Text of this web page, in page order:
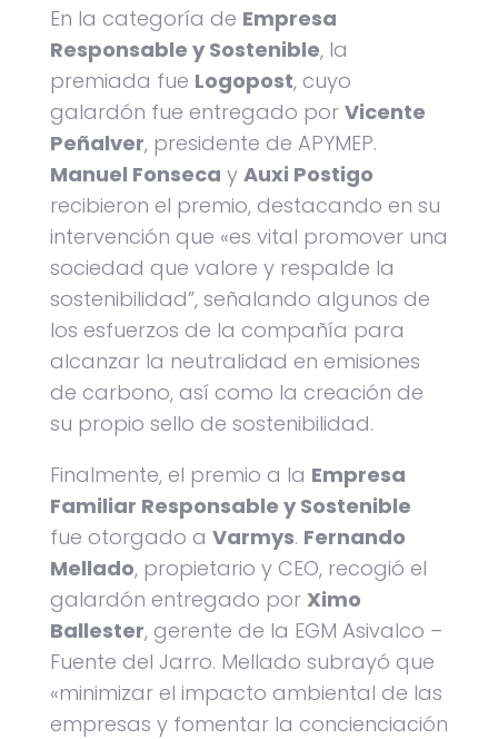
En la categoría de Empresa
Responsable y Sostenible, la
premiada fue Logopost, cuyo
galardón fue entregado por Vicente
Peñalver, presidente de APYMEP.
Manuel Fonseca y Auxi Postigo
recibieron el premio, destacando en su
intervención que «es vital promover una
sociedad que valore y respalde la
sostenibilidad”, señalando algunos de
los esfuerzos de la compañía para
alcanzar la neutralidad en emisiones
de carbono, así como la creación de
su propio sello de sostenibilidad.
Finalmente, el premio a la Empresa
Familiar Responsable y Sostenible
fue otorgado a Varmys. Fernando
Mellado, propietario y CEO, recogió el
galardón entregado por Ximo
Ballester, gerente de la EGM Asivalco –
Fuente del Jarro. Mellado subrayó que
«minimizar el impacto ambiental de las
empresas y fomentar la concienciación